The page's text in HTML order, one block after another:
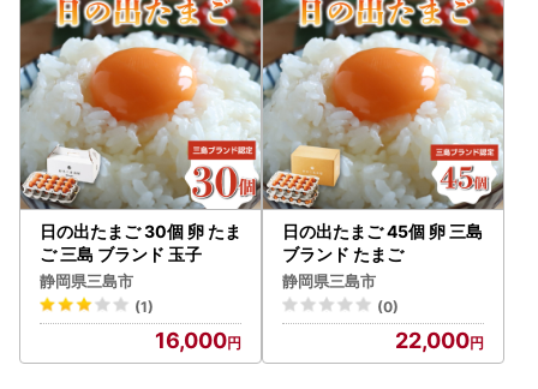
※ご本人でワンストップ特例申請書を用意されて提出される
場合は、下記よりダウンロードが可能です。
ワンストップ特例申請書PDF
▼お問い合わせ先
静岡県 三島市 ふるさと納税担当
電話： 050-1730-1318（9:00～17:00 ※土日祝・年末年始
を除く）
メール：mishima@furusato-supports.com
ト 三
日の出たまご 30個 卵 たま
ご 三島 ブランド 玉子
静岡県三島市
(1)
16,000
日の出たまご 45個 卵 三島
ブランド たまご
静岡県三島市
(0)
22,000